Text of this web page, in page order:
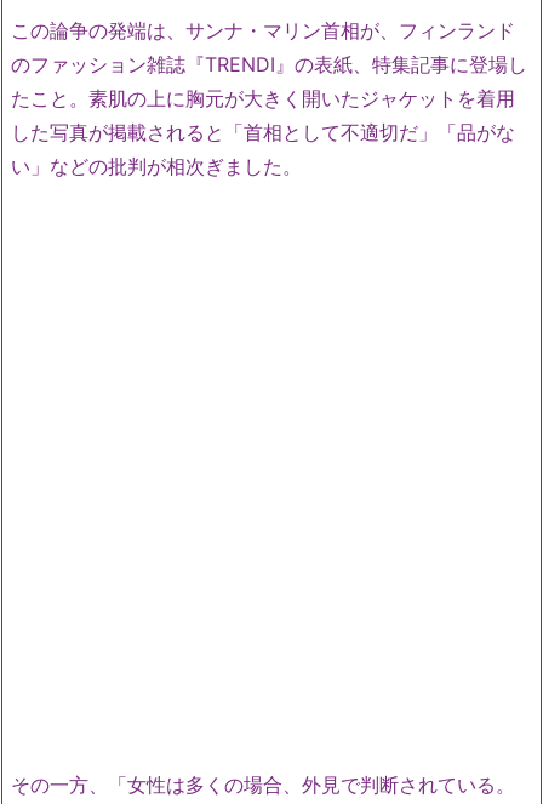
この論争の発端は、サンナ・マリン首相が、フィンランド
のファッション雑誌『TRENDI』の表紙、特集記事に登場し
たこと。素肌の上に胸元が大きく開いたジャケットを着用
した写真が掲載されると「首相として不適切だ」「品がな
い」などの批判が相次ぎました。
その一方、「女性は多くの場合、外見で判断されている。